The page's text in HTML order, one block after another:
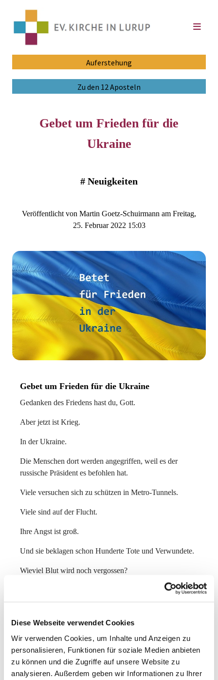
Diese Webseite verwendet Cookies
Wir verwenden Cookies, um Inhalte und Anzeigen zu
personalisieren, Funktionen für soziale Medien anbieten
zu können und die Zugriffe auf unsere Website zu
analysieren. Außerdem geben wir Informationen zu Ihrer
Auferstehung
Zu den 12 Aposteln
Gebet um Frieden für die
Ukraine
# Neuigkeiten
Veröffentlicht von Martin Goetz-Schuirmann am Freitag,
25. Februar 2022 15:03
Gebet um Frieden für die Ukraine
Gedanken des Friedens hast du, Gott.
Aber jetzt ist Krieg.
In der Ukraine.
Die Menschen dort werden angegriffen, weil es der
russische Präsident es befohlen hat.
Viele versuchen sich zu schützen in Metro-Tunnels.
Viele sind auf der Flucht.
Ihre Angst ist groß.
Und sie beklagen schon Hunderte Tote und Verwundete.
Wieviel Blut wird noch vergossen?
Wir kommen zu dir, Gott, und bitten dich:
Pflanz deine Gedanken des Friedens ein